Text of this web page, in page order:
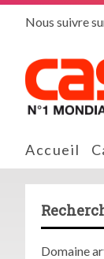
Nous suivre
Accueil
Domaine